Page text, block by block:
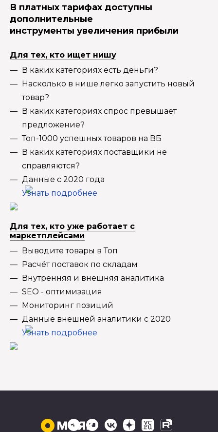
В платных тарифах доступны
дополнительные
инструменты увеличения прибыли
Для тех, кто ищет нишу
В каких категориях есть деньги?
Насколько в нише легко запустить новый
товар?
В каких категориях спрос превышает
предложение?
Топ-1000 успешных товаров на ВБ
В каких категориях поставщики не
справляются?
Данные с 2020 года
Узнать подробнее
Для тех, кто уже работает с
маркетплейсами
Выводите товары в Топ
Расчёт поставок по складам
Внутренняя и внешняя аналитика
SEO - оптимизация
Мониторинг позиций
Данные внешней аналитики с 2020
Узнать подробнее